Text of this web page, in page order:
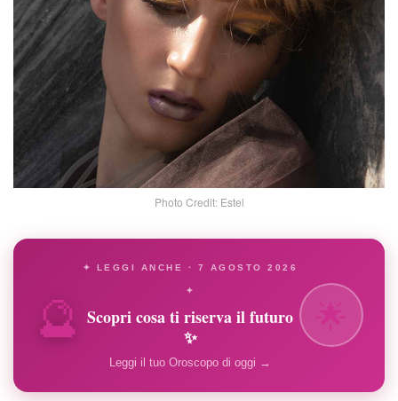
Photo Credit: Estel
🔮
✦ LEGGI ANCHE · 7 AGOSTO 2026
✦
Scopri cosa ti riserva il futuro
✨
Leggi il tuo Oroscopo di oggi →